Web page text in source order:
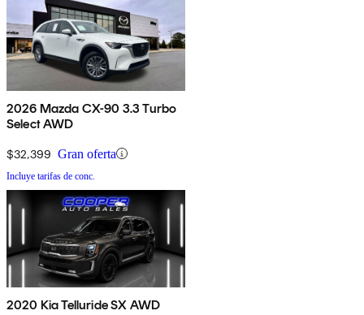
2026 Mazda CX-90 3.3 Turbo
Select AWD
$32,399 Gran oferta
Incluye tarifas de conc.
2020 Kia Telluride SX AWD